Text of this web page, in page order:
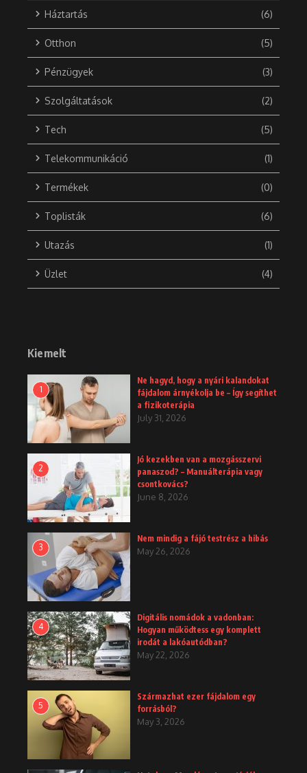
Háztartás (6)
Otthon (5)
Pénzügyek (3)
Szolgáltatások (2)
Tech (5)
Telekommunikáció (1)
Termékek (0)
Toplisták (6)
Utazás (1)
Üzlet (4)
Kiemelt
1
Ne hagyd, hogy a nyári kalandokat
fájdalom árnyékolja be – Így segíthet
a fizikoterápia
July 31, 2026
2
Jó kezekben van a mozgásszervi
panaszod? – Manuálterápia vagy
csontkovács?
June 8, 2026
3
Nem mindig a fájó testrész a hibás
May 26, 2026
4
Digitális nomádok a vadonban:
Hogyan működtess egy komplett
irodát a lakóautódban?
May 22, 2026
5
Származhat ezer fájdalom egy
forrásból?
May 3, 2026